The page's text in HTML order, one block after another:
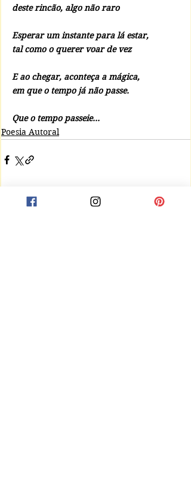
deste rincão, algo não raro
Esperar um instante para lá estar,
tal como o querer voar de vez
E ao chegar, aconteça a mágica,
em que o tempo já não passe.
Que o tempo passeie...
Poesia Autoral